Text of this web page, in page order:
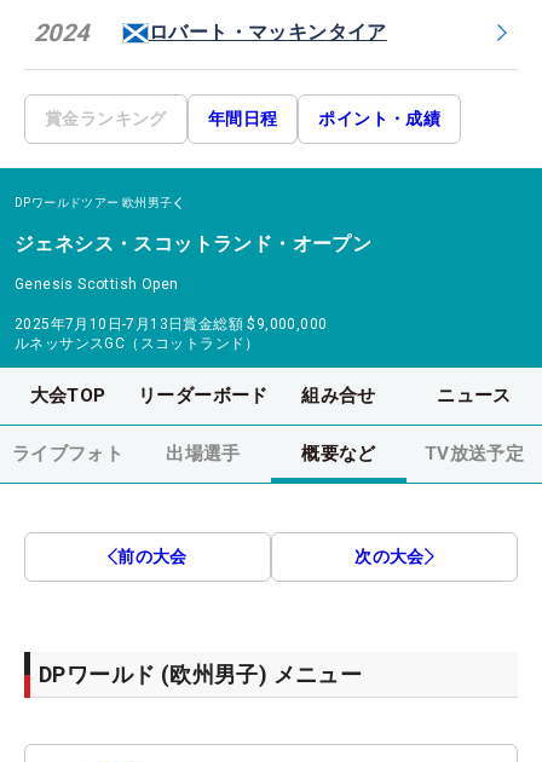
2024 ロバート・マッキンタイア
賞金ランキング 年間日程 ポイント・成績
DPワールドツアー 欧州男子
ジェネシス・スコットランド・オープン
Genesis Scottish Open
2025年7月10日-7月13日賞金総額 $9,000,000
ルネッサンスGC（スコットランド）
大会TOP リーダーボード 組み合せ ニュース
ライブフォト 出場選手 概要など TV放送予定
前の大会 次の大会
DPワールド (欧州男子) メニュー